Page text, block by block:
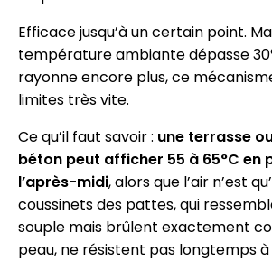
Efficace jusqu’à un certain point.
température ambiante dépasse
rayonne encore plus, ce
limites très vite.
Ce qu’il faut savoir : une terrasse
béton peut afficher 55 à 65°C en
l’après-midi, alors que l’air n’est
coussinets des pattes, qui
souple mais brûlent exactement
peau, ne résistent pas longtemps